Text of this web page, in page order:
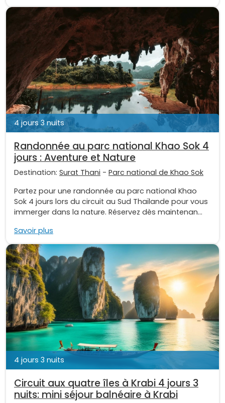
4 jours 3 nuits
Randonnée au parc national Khao Sok 4
jours : Aventure et Nature
Destination: Surat Thani - Parc national de Khao Sok
Partez pour une randonnée au parc national Khao
Sok 4 jours lors du circuit au Sud Thaïlande pour vous
immerger dans la nature. Réservez dès maintenan...
Savoir plus
4 jours 3 nuits
Circuit aux quatre îles à Krabi 4 jours 3
nuits: mini séjour balnéaire à Krabi